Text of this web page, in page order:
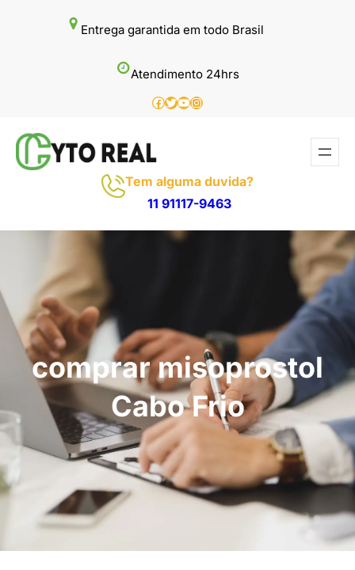
Entrega garantida em todo Brasil
Atendimento 24hrs
Facebook
Twitter
Youtube
Instagram
Tem alguma duvida?
11 91117-9463
comprar misoprostol
Cabo Frio